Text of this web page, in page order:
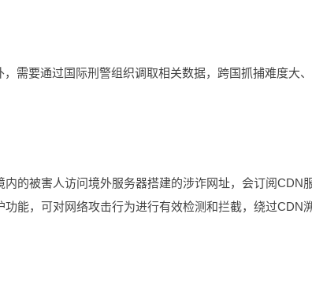
需要通过国际刑警组织调取相关数据，跨国抓捕难度大
的被害人访问境外服务器搭建的涉诈网址，会订阅CDN
能，可对网络攻击行为进行有效检测和拦截，绕过CDN